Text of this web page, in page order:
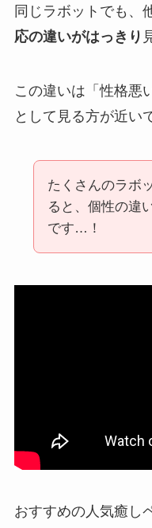
同じラボットでも、
応の違いがはっきり
この違いは「性格悪
として見る方が近い
たくさんのラボ
ると、個性の違
です…！
おすすめの人気癒し